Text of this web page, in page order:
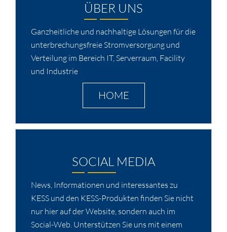
ÜBER UNS
Ganzheitliche und nachhaltige Lösungen für die
unterbrechungsfreie Stromversorgung und
Verteilung im Bereich IT, Serverraum, Facility
und Industrie
HOME
SOCIAL MEDIA
News, Informationen und interessantes zu
KESS und den KESS-Produkten finden Sie nicht
nur hier auf der Website, sondern auch im
Social-Web. Unterstützen Sie uns mit einem